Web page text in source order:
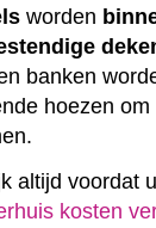
worden
banken
hoezen
altijd voordat
kosten